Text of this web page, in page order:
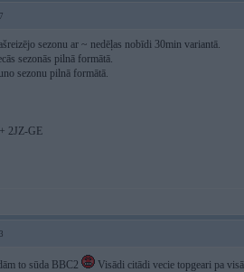
sezonu ar ~ nedēļas nobīdi 30min variantā.
sezonās pilnā formātā.
sezonu pilnā formātā.
2JZ-GE
to sūda BBC2
Visādi citādi vecie topgeari pa